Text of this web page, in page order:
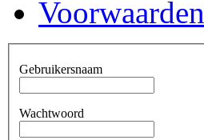
Voorwaarden
Gebruikersnaam
Wachtwoord